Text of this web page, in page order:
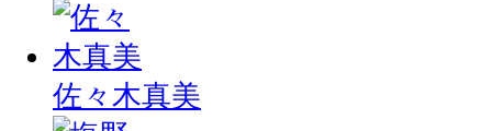
佐々木真美